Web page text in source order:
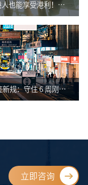
人也能享受港利！超
对照一文看懂
规：守住 6 周刚性
立即咨询